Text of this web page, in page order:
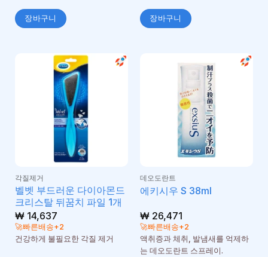
장바구니 장바구니
각질제거
벨벳 부드러운 다이아몬드
크리스탈 뒤꿈치 파일 1개
₩14,637
🚀빠른배송+2
건강하게 불필요한 각질 제거
데오도란트
에키시우 S 38ml
₩26,471
🚀빠른배송+2
액취증과 체취, 발냄새를 억제하
는 데오도란트 스프레이.